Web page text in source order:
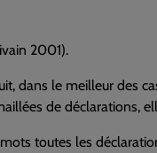
2001).
dans le meilleur des
de déclarations,
toutes les